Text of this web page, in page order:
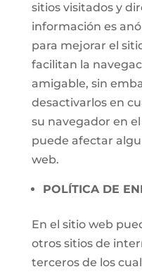
sitios visitados y
información es
para mejorar el
facilitan la
amigable, sin
desactivarlos en
su navegador en
puede afectar
web.
POLÍTICA DE
En el sitio web
otros sitios de
terceros de los